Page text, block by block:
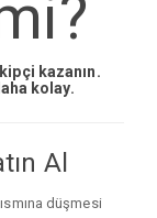
kazanın.
kolay.
Al
düşmesi